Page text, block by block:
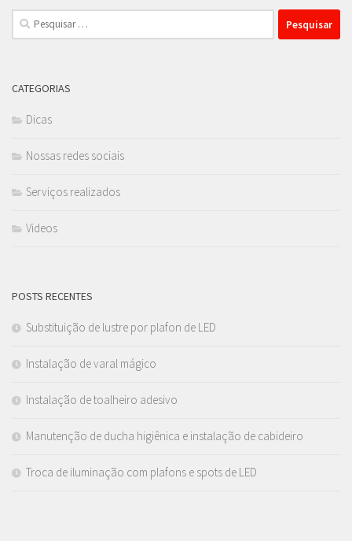
Pesquisar
por:
CATEGORIAS
Dicas
Nossas redes sociais
Serviços realizados
Videos
POSTS RECENTES
Substituição de lustre por plafon de LED
Instalação de varal mágico
Instalação de toalheiro adesivo
Manutenção de ducha higiênica e instalação de cabideiro
Troca de iluminação com plafons e spots de LED